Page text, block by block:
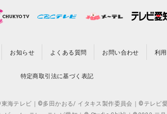
お知らせ よくある質問 お問い合わせ 利
特定商取引法に基づく表記
テレビ｜©多田かおる/ イタキス製作委員会｜©テレビ